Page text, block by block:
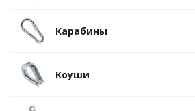
Карабины
Коуши